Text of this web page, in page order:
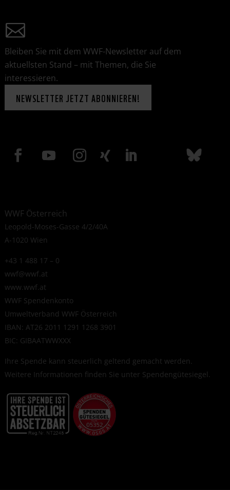
Bleiben Sie mit dem WWF-Newsletter auf dem
aktuellsten Stand – mit Themen, die Sie
interessieren.
NEWSLETTER JETZT ABONNIEREN!
WWF Österreich
Leopold-Moses-Gasse 4/2/40A
A-1020 Wien
+43 1 488 17 – 0
wwf@wwf.at
www.wwf.at
WWF Spendenkonto
Umweltverband WWF Österreich
IBAN: AT26 2011 1291 1268 3901
BIC: GIBAATWWXXX
Ihre Spende kann steuerlich geltend gemacht werden.
Weitere Informationen finden Sie unter Spendengütesiegel